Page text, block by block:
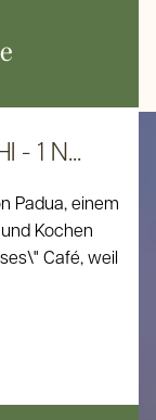
rêvait eines
der Stadt